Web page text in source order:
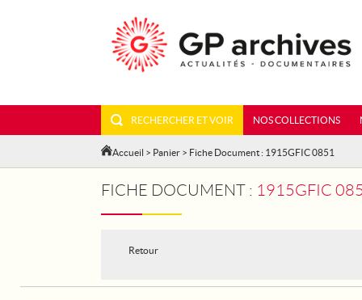
RECHERCHER ET VOIR NOS COLLECTIONS
Accueil > Panier > Fiche Document : 1915GFIC 0851
FICHE DOCUMENT : 1915GFIC
Retour